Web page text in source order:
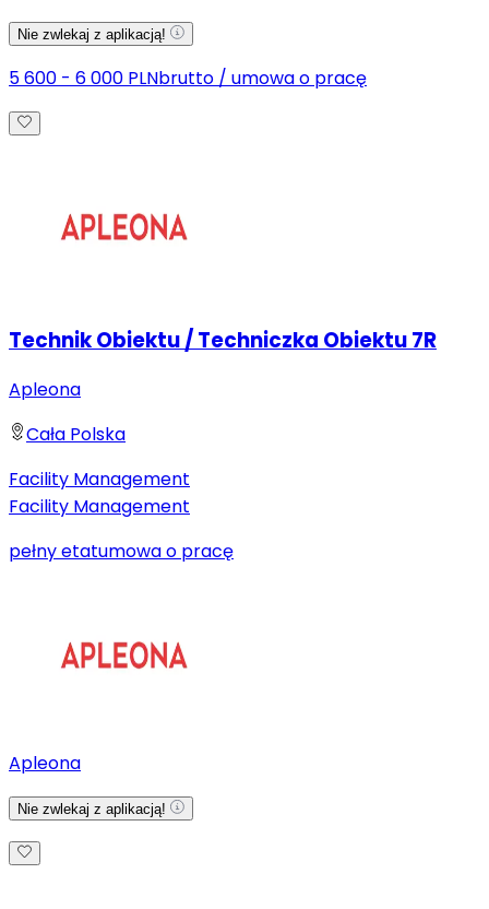
Nie zwlekaj z aplikacją!
5 600 - 6 000 PLNbrutto / umowa o pracę
Technik Obiektu / Techniczka Obiektu 7R
Apleona
Cała Polska
Facility Management
Facility Management
pełny etatumowa o pracę
Apleona
Nie zwlekaj z aplikacją!